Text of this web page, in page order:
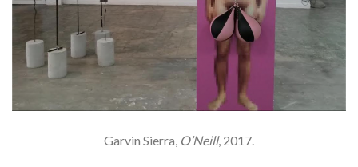
Garvin Sierra, O’Neill, 2017.